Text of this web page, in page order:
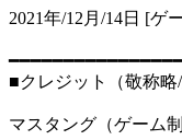
2021年/12月/14日 [ゲ
■クレジット（敬称略/
マスタング（ゲーム